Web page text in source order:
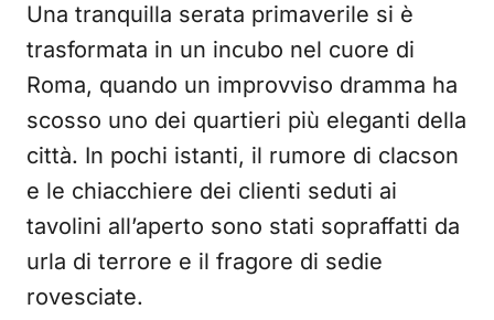
Una tranquilla serata primaverile si è
trasformata in un incubo nel cuore di
Roma, quando un improvviso dramma ha
scosso uno dei quartieri più eleganti della
città. In pochi istanti, il rumore di clacson
e le chiacchiere dei clienti seduti ai
tavolini all’aperto sono stati sopraffatti da
urla di terrore e il fragore di sedie
rovesciate.